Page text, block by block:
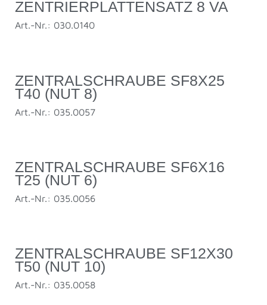
ZENTRIERPLATTENSATZ 8 VA
Art.-Nr.: 030.0140
ZENTRALSCHRAUBE SF8X25
T40 (NUT 8)
Art.-Nr.: 035.0057
ZENTRALSCHRAUBE SF6X16
T25 (NUT 6)
Art.-Nr.: 035.0056
ZENTRALSCHRAUBE SF12X30
T50 (NUT 10)
Art.-Nr.: 035.0058